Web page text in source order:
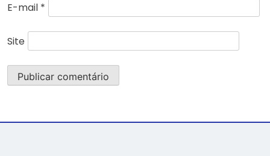
E-mail *
Site